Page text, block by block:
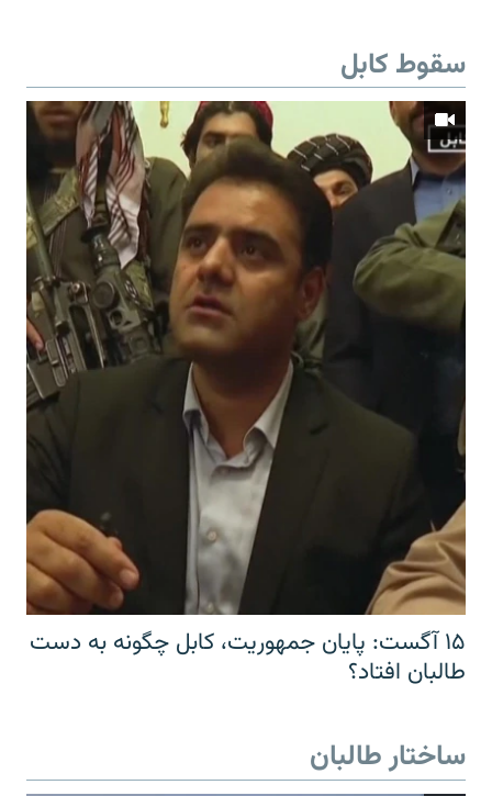
سقوط کابل
۱۵ آگست: پایان جمهوریت، کابل چگونه به دست
طالبان افتاد؟
ساختار طالبان